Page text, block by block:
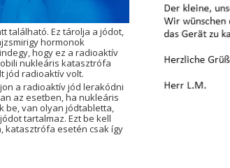
található. Ez tárolja a jódot,
hormonok
hogy ez a radioaktív
nukleáris katasztrófa
jód radioaktív volt.
a radioaktív jód lerakódni
az esetben, ha nukleáris
be, van olyan jódtabletta,
tartalmaz. Ezt be kell
katasztrófa esetén csak így